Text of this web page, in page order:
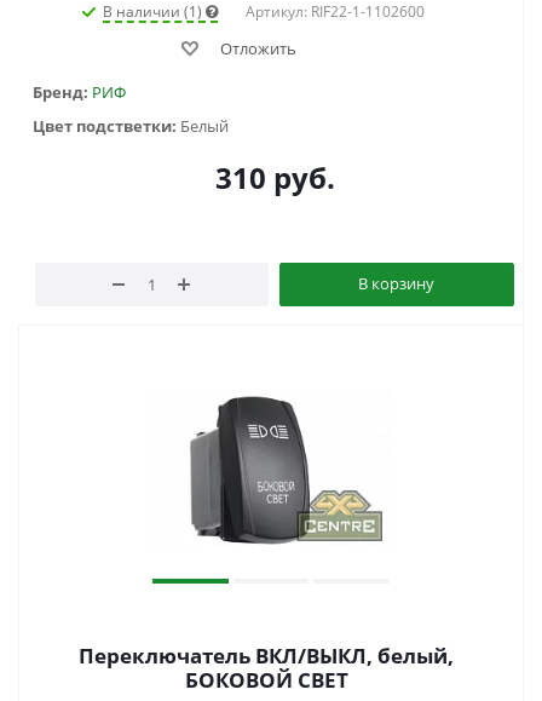
В наличии (1) Артикул: RIF22-1-1102600
Отложить
Бренд: РИФ
Цвет подстветки: Белый
310 руб.
В корзину
Переключатель ВКЛ/ВЫКЛ, белый,
БОКОВОЙ СВЕТ